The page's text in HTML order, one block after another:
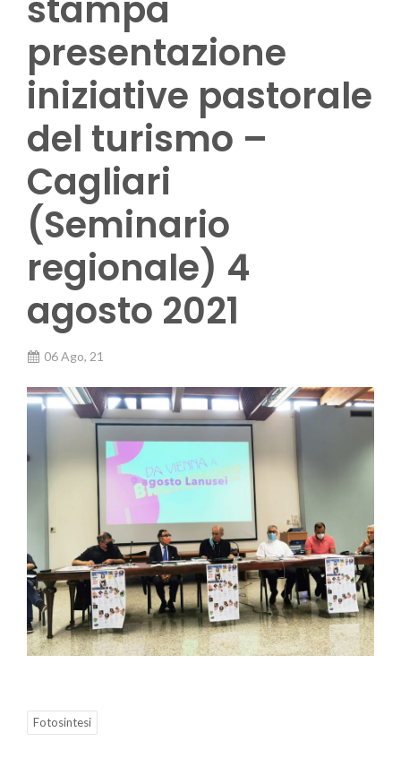
stampa
presentazione
iniziative pastorale
del turismo –
Cagliari
(Seminario
regionale) 4
agosto 2021
06 Ago, 21
Fotosintesi